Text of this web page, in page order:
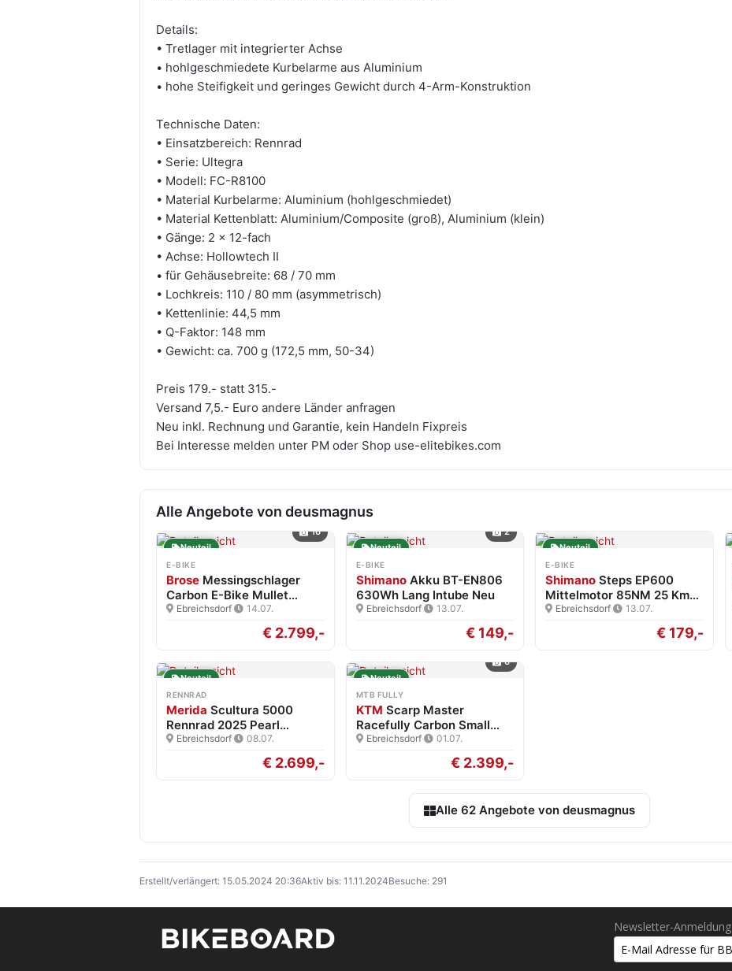
Details:
• Tretlager mit integrierter Achse
• hohlgeschmiedete Kurbelarme aus Aluminium
• hohe Steifigkeit und geringes Gewicht durch 4-Arm-Konstruktion
Technische Daten:
• Einsatzbereich: Rennrad
• Serie: Ultegra
• Modell: FC-R8100
• Material Kurbelarme: Aluminium (hohlgeschmiedet)
• Material Kettenblatt: Aluminium/Composite (groß), Aluminium (klein)
• Gänge: 2 x 12-fach
• Achse: Hollowtech II
• für Gehäusebreite: 68 / 70 mm
• Lochkreis: 110 / 80 mm (asymmetrisch)
• Kettenlinie: 44,5 mm
• Q-Faktor: 148 mm
• Gewicht: ca. 700 g (172,5 mm, 50-34)
Preis 179.- statt 315.-
Versand 7,5.- Euro andere Länder anfragen
Neu inkl. Rechnung und Garantie, kein Handeln Fixpreis
Bei Interesse melden unter PM oder Shop use-elitebikes.com
Alle Angebote von deusmagnus
16
Neuteil
E-BIKE
Brose Messingschlager
Carbon E-Bike Mullet
Brose…
Ebreichsdorf· 14.07.
€ 2.799,-
2
Neuteil
E-BIKE
Shimano Akku BT-EN806
630Wh Lang Intube Neu
Ebreichsdorf· 13.07.
€ 149,-
Neuteil
E-BIKE
Shimano Steps EP600
Mittelmotor 85NM 25 Km/h
NeuEbreichsdorf· 13.07.
€ 179,-
Neuteil
RENNRAD
Merida Scultura 5000
Rennrad 2025 Pearl
White/Blk…
Ebreichsdorf· 08.07.
€ 2.699,-
6
Neuteil
MTB FULLY
KTM Scarp Master
Racefully Carbon Small
XT…Ebreichsdorf· 01.07.
€ 2.399,-
Alle 62 Angebote von deusmagnus
Erstellt/verlängert: 15.05.2024 20:36Aktiv bis: 11.11.2024Besuche: 291
Newsletter-Anmeldung